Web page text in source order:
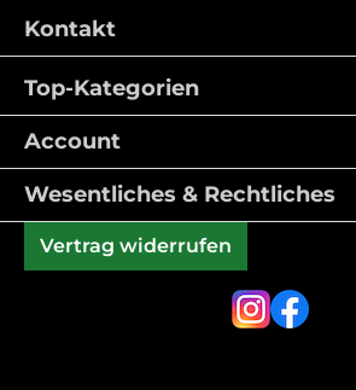
Kontakt
Top-Kategorien
Account
Wesentliches & Rechtliches
Vertrag widerrufen